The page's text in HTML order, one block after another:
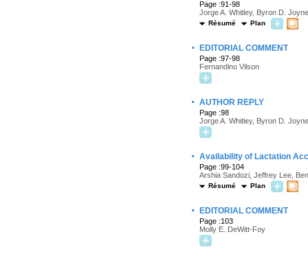
Page :91-98
Jorge A. Whitley, Byron D.
Résumé Plan
· EDITORIAL COMMENT
Page :97-98
Fernandino Vilson
· AUTHOR REPLY
Page :98
Jorge A. Whitley, Byron D.
· Availability of Lactation
Page :99-104
Arshia Sandozi, Jeffrey Lee,
Résumé Plan
· EDITORIAL COMMENT
Page :103
Molly E. DeWitt-Foy